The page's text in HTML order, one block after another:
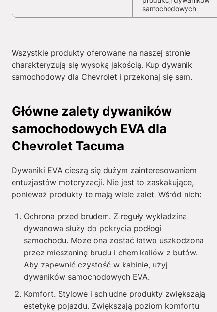
samochodowych
Wszystkie produkty oferowane na naszej stronie
charakteryzują się wysoką jakością. Kup dywanik
samochodowy dla Chevrolet i przekonaj się sam.
Główne zalety dywaników
samochodowych EVA dla
Chevrolet Tacuma
Dywaniki EVA cieszą się dużym zainteresowaniem
entuzjastów motoryzacji. Nie jest to zaskakujące,
ponieważ produkty te mają wiele zalet. Wśród nich:
Ochrona przed brudem. Z reguły wykładzina
dywanowa służy do pokrycia podłogi
samochodu. Może ona zostać łatwo uszkodzona
przez mieszaninę brudu i chemikaliów z butów.
Aby zapewnić czystość w kabinie, użyj
dywaników samochodowych EVA.
Komfort. Stylowe i schludne produkty zwiększają
estetykę pojazdu. Zwiększają poziom komfortu